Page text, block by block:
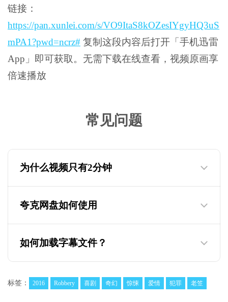
链接：
https://pan.xunlei.com/s/VO9ItaS8kOZesIYgyHQ3uS
mPA1?pwd=ncrz# 复制这段内容后打开「手机迅雷
App」即可获取。无需下载在线查看，视频原画享
倍速播放
常见问题
为什么视频只有2分钟
夸克网盘如何使用
如何加载字幕文件？
标签： 2016 Robbery 喜剧 奇幻 惊悚 爱情 犯罪 老笠